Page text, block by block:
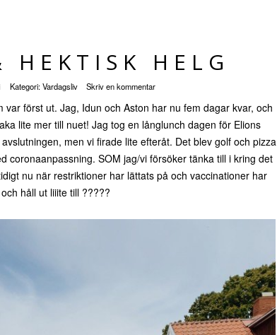
HEKTISK HELG
Kategori:Vardagsliv Skriv en kommentar
först ut. Jag, Idun och Aston har nu fem dagar kvar, och
lite mer till nuet! Jag tog en långlunch dagen för Elions
men vi firade lite efteråt. Det blev golf och pizza
coronaanpassning. SOM jag/vi försöker tänka till i kring det
nu när restriktioner har lättats på och vaccinationer har
håll ut liiite till ?????